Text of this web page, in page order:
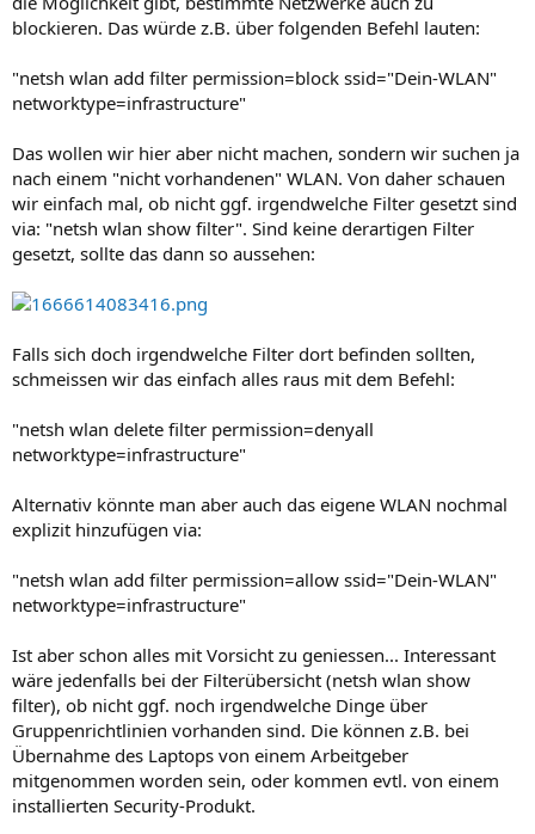
blockieren. Das würde z.B. über folgenden Befehl lauten:
"netsh wlan add filter permission=block ssid="Dein-WLAN"
networktype=infrastructure"
Das wollen wir hier aber nicht machen, sondern wir suchen ja
nach einem "nicht vorhandenen" WLAN. Von daher schauen
wir einfach mal, ob nicht ggf. irgendwelche Filter gesetzt sind
via: "netsh wlan show filter". Sind keine derartigen Filter
gesetzt, sollte das dann so aussehen:
Falls sich doch irgendwelche Filter dort befinden sollten,
schmeissen wir das einfach alles raus mit dem Befehl:
"netsh wlan delete filter permission=denyall
networktype=infrastructure"
Alternativ könnte man aber auch das eigene WLAN nochmal
explizit hinzufügen via:
"netsh wlan add filter permission=allow ssid="Dein-WLAN"
networktype=infrastructure"
Ist aber schon alles mit Vorsicht zu geniessen... Interessant
wäre jedenfalls bei der Filterübersicht (netsh wlan show
filter), ob nicht ggf. noch irgendwelche Dinge über
Gruppenrichtlinien vorhanden sind. Die können z.B. bei
Übernahme des Laptops von einem Arbeitgeber
mitgenommen worden sein, oder kommen evtl. von einem
installierten Security-Produkt.